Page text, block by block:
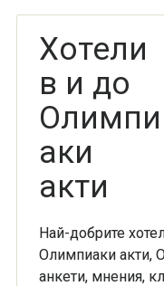
Хотели
в и до
Олимпи
аки
акти
Най-добрите
Олимпиаки акти,
анкети, мнения,